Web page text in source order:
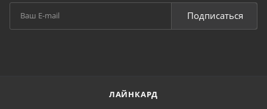
Подписаться
ЛАЙНКАРД